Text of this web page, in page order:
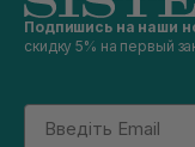
Подпишись на наши
скидку 5% на первый
Email